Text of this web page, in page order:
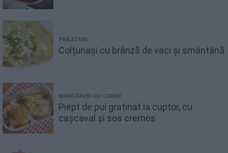
PRĂJITURI
Colțunași cu brânză de vaci și smântână
MÂNCĂRURI CU CARNE
Piept de pui gratinat la cuptor, cu
cașcaval și sos cremos